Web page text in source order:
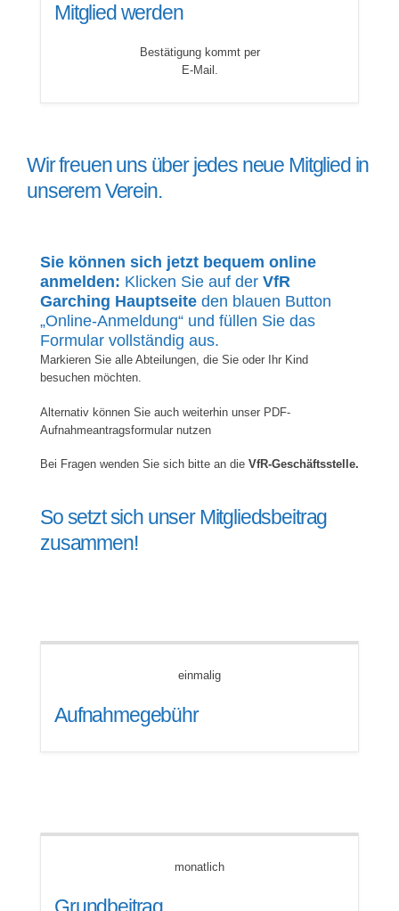
Mitglied werden
Bestätigung kommt per
E-Mail.
Wir freuen uns über jedes neue Mitglied in
unserem Verein.
Sie können sich jetzt bequem online
anmelden: Klicken Sie auf der VfR
Garching Hauptseite den blauen Button
„Online-Anmeldung“ und füllen Sie das
Formular vollständig aus.
Markieren Sie alle Abteilungen, die Sie oder Ihr Kind
besuchen möchten.
Alternativ können Sie auch weiterhin unser PDF-
Aufnahmeantragsformular nutzen
Bei Fragen wenden Sie sich bitte an die VfR-Geschäftsstelle.
So setzt sich unser Mitgliedsbeitrag
zusammen!
einmalig
Aufnahmegebühr
monatlich